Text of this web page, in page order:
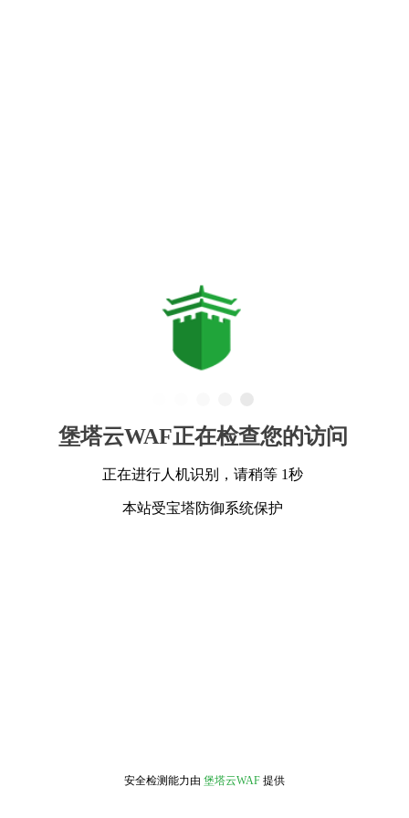
堡塔云WAF正在检查您的访问
正在进行人机识别，请稍等 1秒
本站受宝塔防御系统保护
安全检测能力由 堡塔云WAF 提供